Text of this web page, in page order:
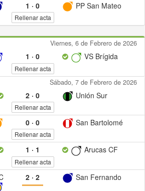
1 · 0 PP San Mateo
Rellenar acta
Viernes, 6 de Febrero de 2026
1 · 0 VS Brígida
Rellenar acta
Sábado, 7 de Febrero de 2026
2· 0 Unión Sur
Rellenar acta
0· 0 San Bartolomé
Rellenar acta
1 · 1 Arucas CF
Rellenar acta
2· 2 San Fernando